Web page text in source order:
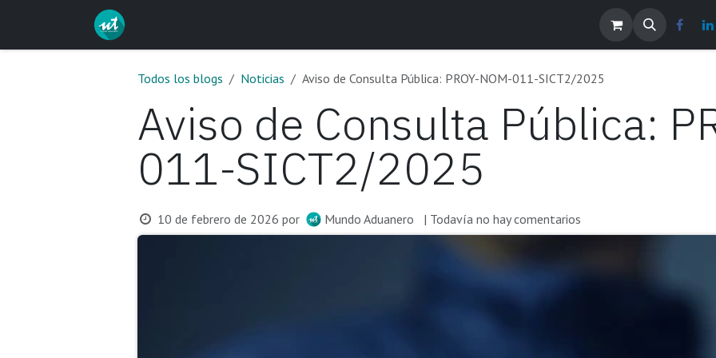
EMPLEOS
Todos los blogs Noticias Aviso de Consulta Pública: PROY-NOM-011-SICT2/2025
Aviso de Consulta Pública:
011-SICT2/2025
10 de febrero de 2026 por Mundo Aduanero | Todavía no hay comentarios